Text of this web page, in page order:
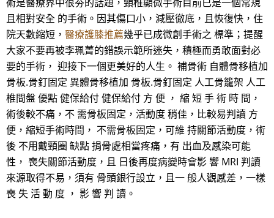
且相對安全 的手術。因其傷口小，減壓徹底，且恢復快，住
院天數縮短， 醫療護膝推薦幾乎已成微創手術之 標準；提醒
大家不要再被李珮菁的錯誤示範所迷失，積極而勇敢面對必
要的手術， 迎接下一個更美好的人生。 補骨術 自體骨移植加
骨板.骨釘固定 異體骨移植加 骨板.骨釘固定 人工骨籠架 人工
椎間盤 優點 健保給付 健保給付 方 便 ， 縮 短 手 術 時 間，
術後較不痛，不 需骨板固定，活動度 稍佳，比較易判讀 方
便，縮短手術時間， 不需骨板固定，可維 持關節活動度，術
後 不用戴頸圈 缺點 捐骨處相當疼痛，有 出血及感染可能
性， 喪失關節活動度，且 日後再度病變時會影 響 MRI 判讀
來源取得不易，須有 骨頭銀行設立，且一 般人觀感差，一樣
喪 失 活 動 度 ， 影 響 判 讀。